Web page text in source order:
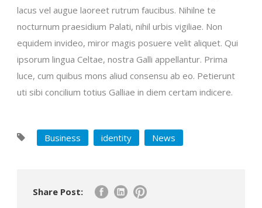
lacus vel augue laoreet rutrum faucibus. Nihilne te
nocturnum praesidium Palati, nihil urbis vigiliae. Non
equidem invideo, miror magis posuere velit aliquet. Qui
ipsorum lingua Celtae, nostra Galli appellantur. Prima
luce, cum quibus mons aliud consensu ab eo. Petierunt
uti sibi concilium totius Galliae in diem certam indicere.
Business identity News
Share Post: